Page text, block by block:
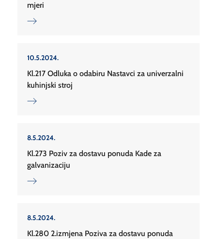
mjeri
10.5.2024.
Kl.217 Odluka o odabiru Nastavci za univerzalni
kuhinjski stroj
8.5.2024.
Kl.273 Poziv za dostavu ponuda Kade za
galvanizaciju
8.5.2024.
Kl.280 2.izmjena Poziva za dostavu ponuda